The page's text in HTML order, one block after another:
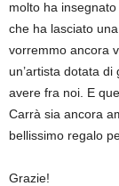
molto ha
che ha lasciato
vorremmo ancora
un’artista dotata
avere fra noi. E
Carrà sia ancora
bellissimo regalo
Grazie!